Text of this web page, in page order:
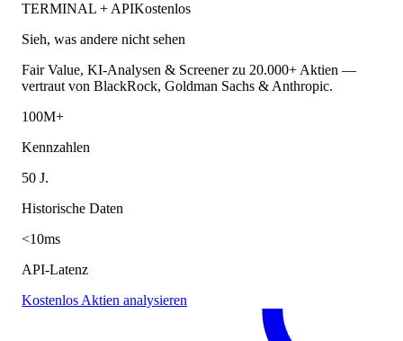
TERMINAL + APIKostenlos
Sieh, was andere nicht sehen
Fair Value, KI-Analysen & Screener zu 20.000+ Aktien —
vertraut von BlackRock, Goldman Sachs & Anthropic.
100M+
Kennzahlen
50 J.
Historische Daten
<10ms
API-Latenz
Kostenlos Aktien analysieren